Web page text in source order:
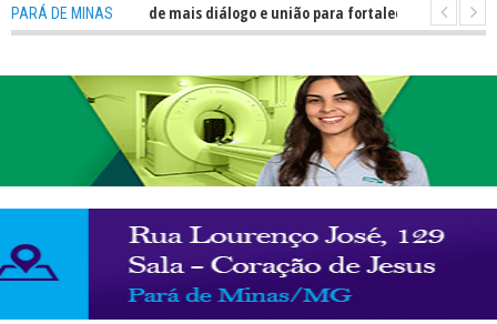
PARÁ DE MINAS
Política precisa de mais diálogo e união para fortalecer Minas e Pará